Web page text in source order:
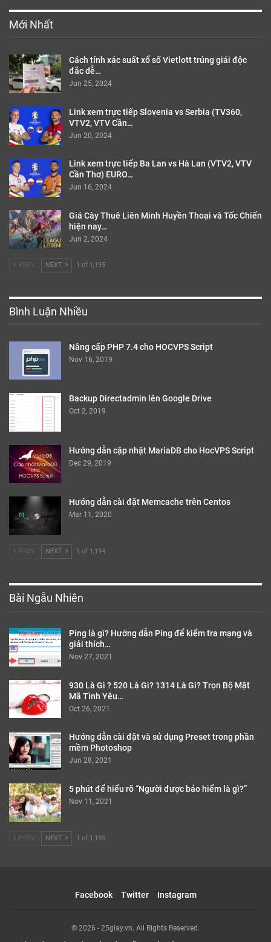
Mới Nhất
Cách tính xác suất xổ số Vietlott trúng giải độc
đắc dễ…
Jun 25, 2024
Link xem trực tiếp Slovenia vs Serbia (TV360,
VTV2, VTV Cần…
Jun 20, 2024
Link xem trực tiếp Ba Lan vs Hà Lan (VTV2, VTV
Cần Thơ) EURO…
Jun 16, 2024
Giá Cày Thuê Liên Minh Huyền Thoại và Tốc Chiến
hiện nay…
Jun 2, 2024
PREV NEXT 1 of 1,195
Bình Luận Nhiều
Nâng cấp PHP 7.4 cho HOCVPS Script
Nov 16, 2019
Backup Directadmin lên Google Drive
Oct 2, 2019
Hướng dẫn cập nhật MariaDB cho HocVPS Script
Dec 29, 2019
Hướng dẫn cài đặt Memcache trên Centos
Mar 11, 2020
PREV NEXT 1 of 1,194
Bài Ngẫu Nhiên
Ping là gì? Hướng dẫn Ping để kiểm tra mạng và
giải thích…
Nov 27, 2021
930 Là Gì ? 520 Là Gì? 1314 Là Gì? Trọn Bộ Mật
Mã Tình Yêu…
Oct 26, 2021
Hướng dẫn cài đặt và sử dụng Preset trong phần
mềm Photoshop
Jun 28, 2021
5 phút để hiểu rõ “Người được bảo hiểm là gì?”
Nov 11, 2021
PREV NEXT 1 of 1,195
Facebook Twitter Instagram
© 2026 - 25giay.vn. All Rights Reserved.